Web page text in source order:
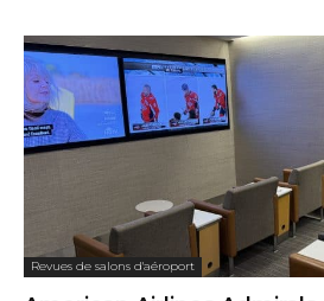
Revues de salons d'aéroport